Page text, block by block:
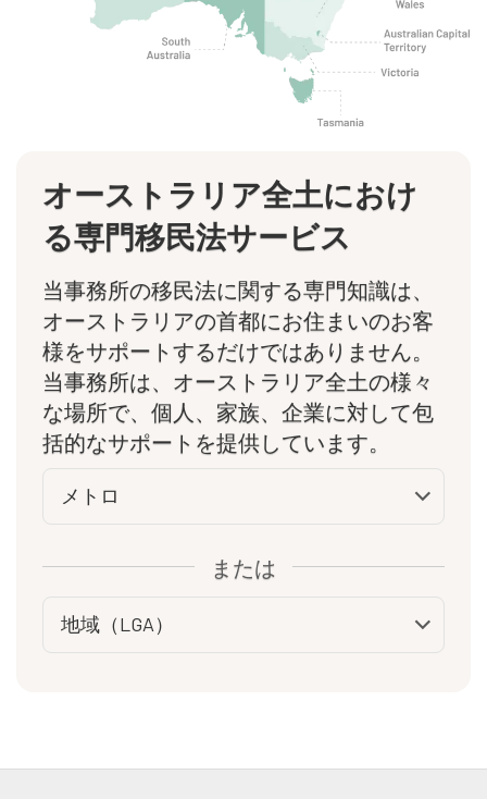
オーストラリア全土におけ
る専門移民法サービス
当事務所の移民法に関する専門知識は、
オーストラリアの首都にお住まいのお客
様をサポートするだけではありません。
当事務所は、オーストラリア全土の様々
な場所で、個人、家族、企業に対して包
括的なサポートを提供しています。
または